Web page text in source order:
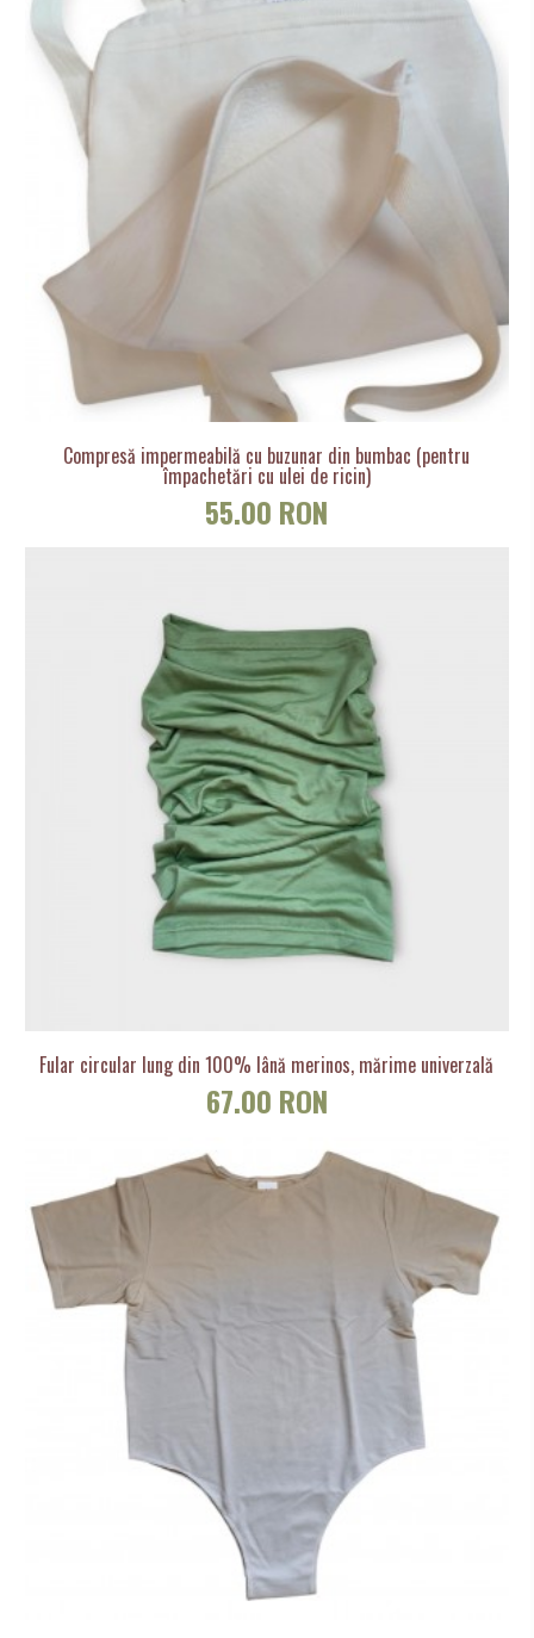
Compresă impermeabilă cu buzunar din bumbac (pentru
împachetări cu ulei de ricin)
55.00 RON
Fular circular lung din 100% lână merinos, mărime univerzală
67.00 RON